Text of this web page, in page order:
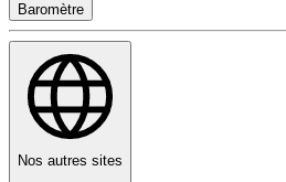
Baromètre
Nos autres sites